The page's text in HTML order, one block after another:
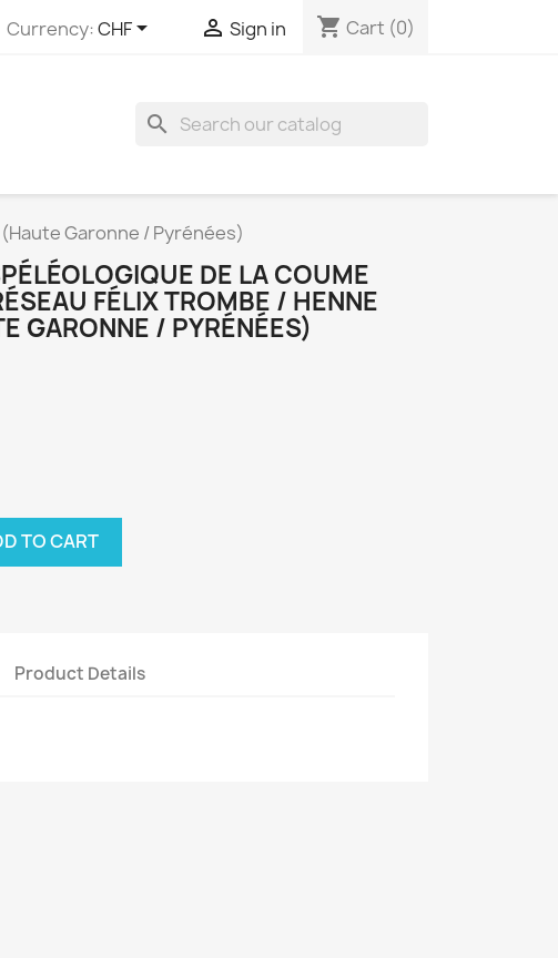
Currency:CHF  Sign in shopping_cart Cart (0)
search
Garonne / Pyrénées)
DE LA COUME
FÉLIX TROMBE / HENNE
GARONNE / PYRÉNÉES)
TO CART
Product Details